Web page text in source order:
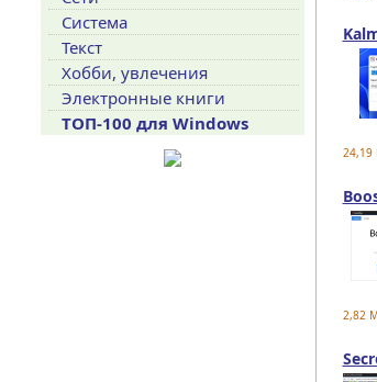
24,19
2,82
Система
Текст
Хобби, увлечения
Электронные книги
ТОП-100 для Windows